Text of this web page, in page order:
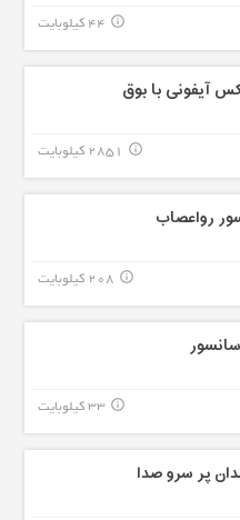
44 کیلوبایت info_outline
آیفونی با بوق
2851 کیلوبایت info_outline
رواعصاب
208 کیلوبایت info_outline
33 کیلوبایت info_outline
پر سرو صدا